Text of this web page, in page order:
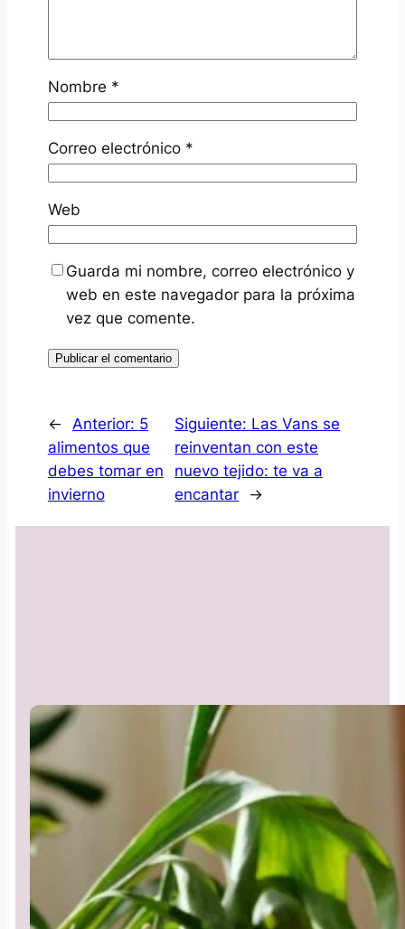
Nombre *
Correo electrónico *
Web
Guarda mi nombre, correo electrónico y
web en este navegador para la próxima
vez que comente.
← Anterior: 5
alimentos que
debes tomar en
invierno
Siguiente: Las Vans se
reinventan con este
nuevo tejido: te va a
encantar
→